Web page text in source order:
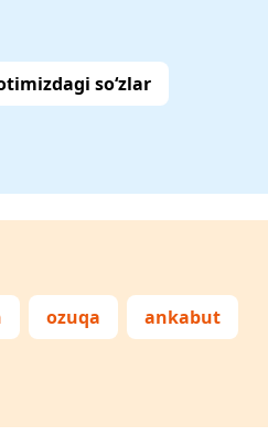
so‘zlar
ozuqa ankabut